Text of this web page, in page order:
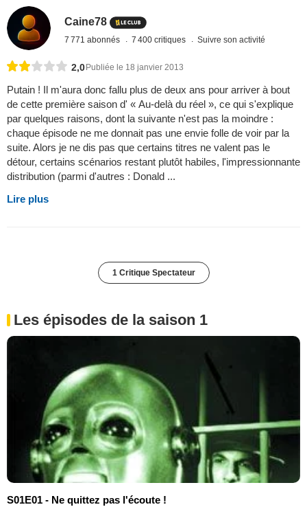
Caine78
7 771 abonnés 7 400 critiques Suivre son activité
2,0 Publiée le 18 janvier 2013
Putain ! Il m'aura donc fallu plus de deux ans pour arriver à bout
de cette première saison d' « Au-delà du réel », ce qui s'explique
par quelques raisons, dont la suivante n'est pas la moindre :
chaque épisode ne me donnait pas une envie folle de voir par la
suite. Alors je ne dis pas que certains titres ne valent pas le
détour, certains scénarios restant plutôt habiles, l'impressionnante
distribution (parmi d'autres : Donald ...
Lire plus
1 Critique Spectateur
Les épisodes de la saison 1
S01E01 - Ne quittez pas l'écoute !